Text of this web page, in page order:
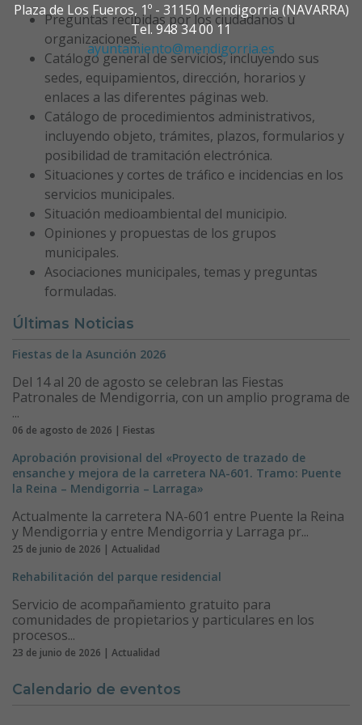
Plaza de Los Fueros, 1º - 31150 Mendigorria (NAVARRA)
Tel. 948 34 00 11
ayuntamiento@mendigorria.es
Preguntas recibidas por los ciudadanos u
organizaciones.
Catálogo general de servicios, incluyendo sus
sedes, equipamientos, dirección, horarios y
enlaces a las diferentes páginas web.
Catálogo de procedimientos administrativos,
incluyendo objeto, trámites, plazos, formularios y
posibilidad de tramitación electrónica.
Situaciones y cortes de tráfico e incidencias en los
servicios municipales.
Situación medioambiental del municipio.
Opiniones y propuestas de los grupos
municipales.
Asociaciones municipales, temas y preguntas
formuladas.
Últimas Noticias
Fiestas de la Asunción 2026
Del 14 al 20 de agosto se celebran las Fiestas
Patronales de Mendigorria, con un amplio programa de
...
06 de agosto de 2026 | Fiestas
Aprobación provisional del «Proyecto de trazado de
ensanche y mejora de la carretera NA-601. Tramo: Puente
la Reina – Mendigorria – Larraga»
Actualmente la carretera NA-601 entre Puente la Reina
y Mendigorria y entre Mendigorria y Larraga pr...
25 de junio de 2026 | Actualidad
Rehabilitación del parque residencial
Servicio de acompañamiento gratuito para
comunidades de propietarios y particulares en los
procesos...
23 de junio de 2026 | Actualidad
Calendario de eventos